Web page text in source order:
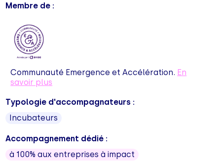
Membre de :
Communauté Emergence et Accélération. En
savoir plus
Typologie d'accompagnateurs :
Incubateurs
Accompagnement dédié :
à 100% aux entreprises à impact